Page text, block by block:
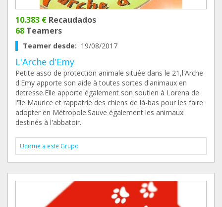
10.383 € Recaudados
68 Teamers
Teamer desde: 19/08/2017
L'Arche d'Emy
Petite asso de protection animale située dans le 21,l'Arche
d'Emy apporte son aide à toutes sortes d'animaux en
detresse.Elle apporte également son soutien à Lorena de
l'île Maurice et rappatrie des chiens de là-bas pour les faire
adopter en Métropole.Sauve également les animaux
destinés à l'abbatoir.
Unirme a este Grupo